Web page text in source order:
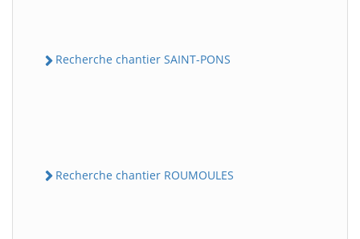
Recherche chantier SAINT-PONS
Recherche chantier ROUMOULES